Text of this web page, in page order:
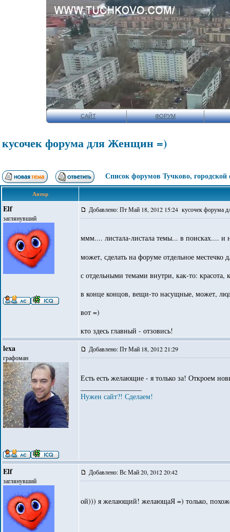
САЙТ ФОРУМ
кусочек форума для Женщин =)
Список форумов Тучково,
Автор
Elf
заглянувший
Добавлено: Пт Май 18, 2012 15:24 кусочек форума
ммм.... листала-листала темы... в поисках....
может, сделать на форуме отдельное
с отдельными темами внутри, как-то:
в конце концов, вещи-то насущные, может,
вот =)
кто здесь главный - отзовись!
lexa
графоман
Добавлено: Пт Май 18, 2012 21:29
Есть есть желающие - я только за! Откроем
Нужен сайт?! Сделаем!
Elf
заглянувший
Добавлено: Вс Май 20, 2012 20:42
ой))) я желающий! желающаЯ =) только,